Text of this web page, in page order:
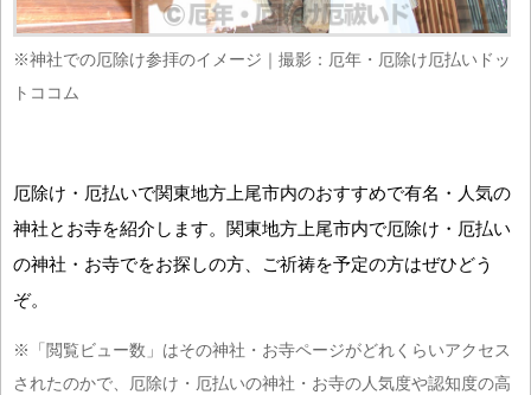
※神社での厄除け参拝のイメージ｜撮影：厄年・厄除け厄払いドッ
トココム
厄除け・厄払いで関東地方上尾市内のおすすめで有名・人気の
神社とお寺を紹介します。関東地方上尾市内で厄除け・厄払い
の神社・お寺でをお探しの方、ご祈祷を予定の方はぜひどう
ぞ。
※「閲覧ビュー数」はその神社・お寺ページがどれくらいアクセス
されたのかで、厄除け・厄払いの神社・お寺の人気度や認知度の高